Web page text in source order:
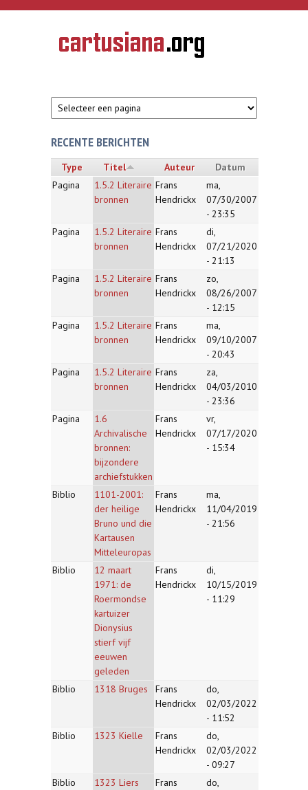
Overslaan en naar de inhoud gaan
CARTUSIANA
Geschiedenis
van de
RECENTE BERICHTEN
Type Titel Auteur
Datum
Pagina
1.5.2 Literaire
bronnen
Frans
Hendrickx
ma,
07/30/2007
- 23:35
Pagina
1.5.2 Literaire
bronnen
Frans
Hendrickx
di,
07/21/2020
- 21:13
Pagina
1.5.2 Literaire
bronnen
Frans
Hendrickx
zo,
08/26/2007
- 12:15
Pagina
1.5.2 Literaire
bronnen
Frans
Hendrickx
ma,
09/10/2007
- 20:43
Pagina
1.5.2 Literaire
bronnen
Frans
Hendrickx
za,
04/03/2010
- 23:36
Pagina
1.6
Archivalische
bronnen:
bijzondere
archiefstukken
Frans
Hendrickx
vr,
07/17/2020
- 15:34
Biblio
1101-2001:
der heilige
Bruno und die
Kartausen
Mitteleuropas
Frans
Hendrickx
ma,
11/04/2019
- 21:56
Biblio
12 maart
1971: de
Roermondse
kartuizer
Dionysius
stierf vijf
eeuwen
geleden
Frans
Hendrickx
di,
10/15/2019
- 11:29
Biblio 1318 Bruges
Frans
Hendrickx
do,
02/03/2022
- 11:52
Biblio
1323 Kielle
Frans
Hendrickx
do,
02/03/2022
- 09:27
Biblio
1323 Liers
Frans
do,